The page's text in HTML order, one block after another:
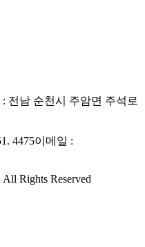
: 전남 순천시 주암면 주석로
4475이메일 :
Rights Reserved